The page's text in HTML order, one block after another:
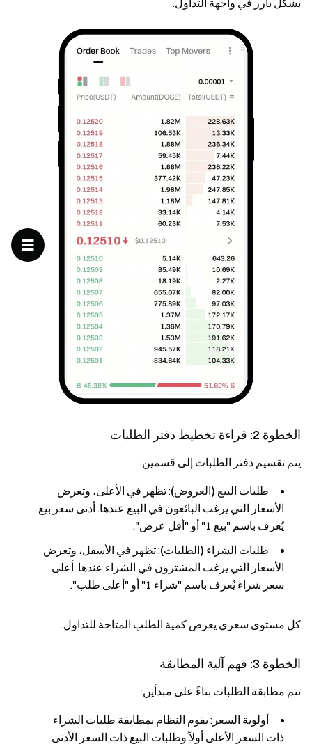
بشكل بارز في واجهة التداول.
الخطوة 2: قراءة تخطيط دفتر الطلبات
يتم تقسيم دفتر الطلبات إلى قسمين:
طلبات البيع (العروض): تظهر في الأعلى، وتعرض
الأسعار التي يرغب البائعون في البيع عندها. أدنى سعر بيع
يُعرف باسم "بيع 1" أو "أقل عرض".
طلبات الشراء (الطلبات): تظهر في الأسفل، وتعرض
الأسعار التي يرغب المشترون في الشراء عندها. أعلى
سعر شراء يُعرف باسم "شراء 1" أو "أعلى طلب".
كل مستوى سعري يعرض كمية الطلب المتاحة للتداول.
الخطوة 3: فهم آلية المطابقة
تتم مطابقة الطلبات بناءً على مبدأين:
أولوية السعر : يقوم النظام بمطابقة طلبات الشراء
ذات السعر الأعلى أولاً وطلبات البيع ذات السعر الأدنى